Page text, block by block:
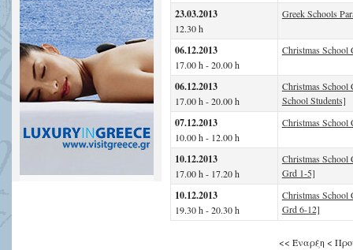
23.03.2013
12.30 h
Greek Schools
06.12.2013
17.00 h - 20.00 h
Christmas
06.12.2013
17.00 h - 20.00 h
Christmas
School Students]
07.12.2013
10.00 h - 12.00 h
Christmas School
10.12.2013
17.00 h - 17.20 h
Christmas
Grd 1-5]
10.12.2013
19.30 h - 20.30 h
Christmas
Grd 6-12]
<< Έναρξη <